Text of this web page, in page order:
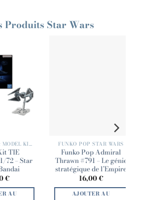
Produits Star Wars
WARS
génie
FUNKO POP STAR WARS
Funko Pop Comte
Dooku #833 – Star
Wars
16,00€
AJOUTER AU